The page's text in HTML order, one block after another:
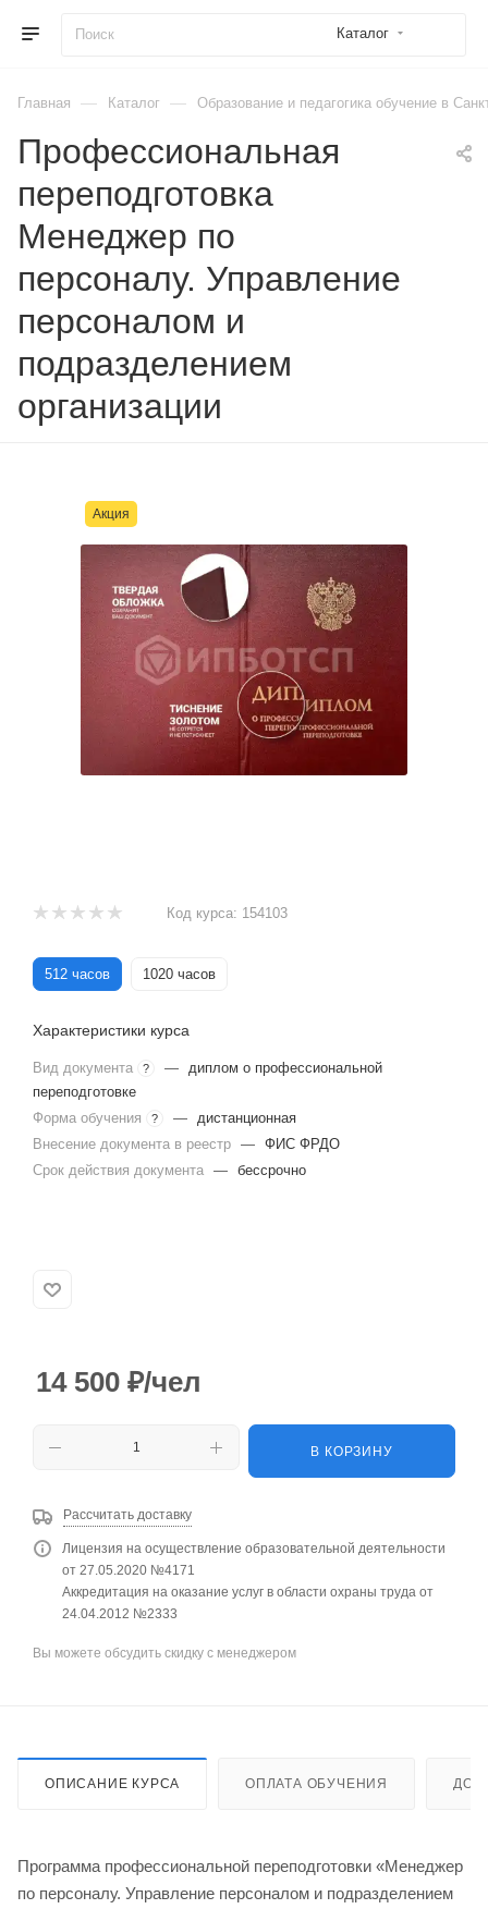
Каталог
Главная — Каталог — Образование и педагогика обучение в
Профессиональная
переподготовка
Менеджер по
персоналу. Управление
персоналом и
подразделением
организации
Акция
Код курса: 154103
512 часов 1020 часов
Характеристики курса
Вид документа ? —
диплом о профессиональной
переподготовке
Форма обучения
? —
дистанционная
Внесение документа в реестр — ФИС ФРДО
Срок действия документа — бессрочно
14 500 ₽/чел
В КОРЗИНУ
Рассчитать доставку
Лицензия на осуществление образовательной деятельности
от 27.05.2020 №4171
Аккредитация на оказание услуг в области охраны труда от
24.04.2012 №2333
Вы можете обсудить скидку с менеджером
ОПИСАНИЕ КУРСА ОПЛАТА ОБУЧЕНИЯ
Программа профессиональной переподготовки «Менеджер
по персоналу. Управление персоналом и подразделением